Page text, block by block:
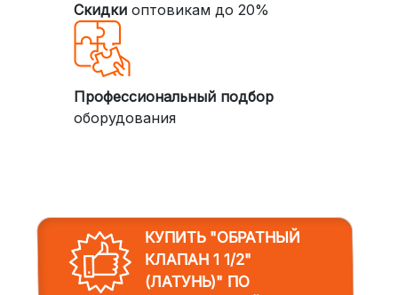
Скидкиоптовикам до 20%
Профессиональный подбор
оборудования
КУПИТЬ "ОБРАТНЫЙ
КЛАПАН 1 1/2"
(ЛАТУНЬ)" ПО